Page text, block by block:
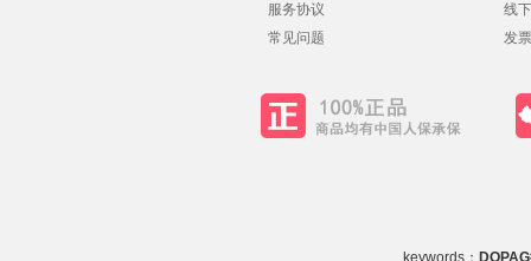
服务协议
常见问题
线
发
keywords：